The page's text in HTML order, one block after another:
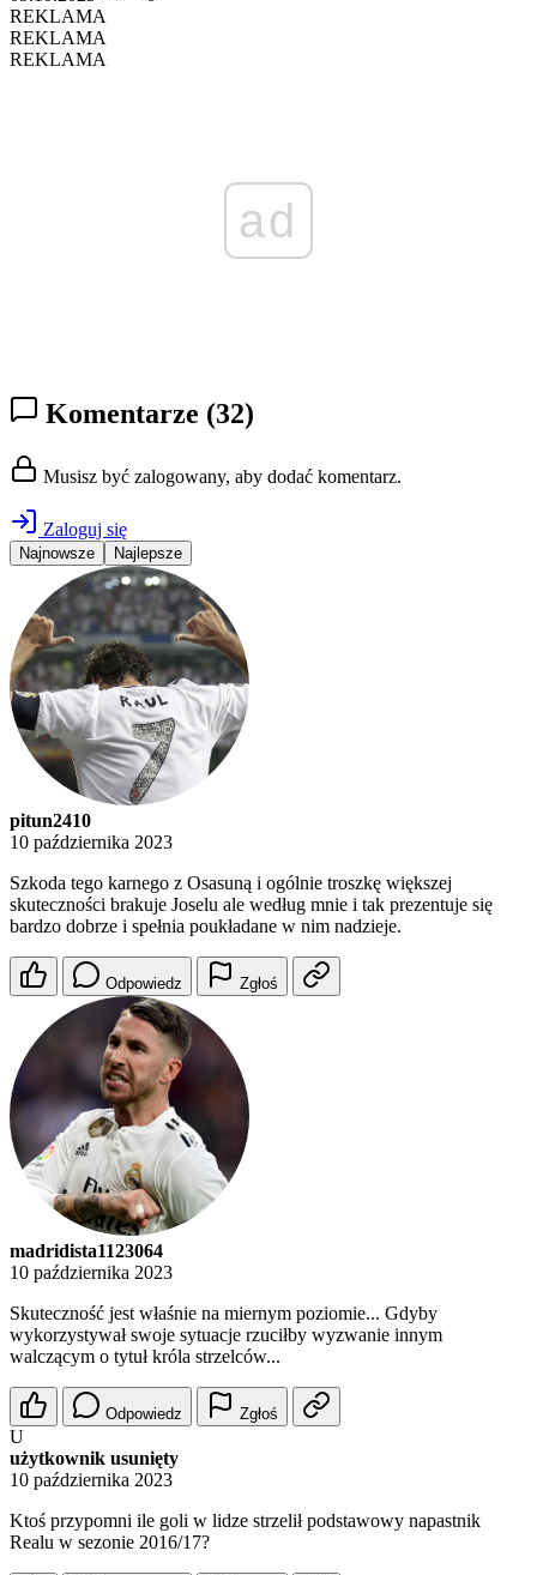
REKLAMA
REKLAMA
REKLAMA
ad
Komentarze (32)
Musisz być zalogowany, aby dodać komentarz.
Zaloguj się
Najnowsze Najlepsze
pitun2410
10 października 2023
Szkoda tego karnego z Osasuną i ogólnie troszkę większej
skuteczności brakuje Joselu ale według mnie i tak prezentuje się
bardzo dobrze i spełnia poukładane w nim nadzieje.
Odpowiedz Zgłoś
madridista1123064
10 października 2023
Skuteczność jest właśnie na miernym poziomie... Gdyby
wykorzystywał swoje sytuacje rzuciłby wyzwanie innym
walczącym o tytuł króla strzelców...
Odpowiedz Zgłoś
U
użytkownik usunięty
10 października 2023
Ktoś przypomni ile goli w lidze strzelił podstawowy napastnik
Realu w sezonie 2016/17?